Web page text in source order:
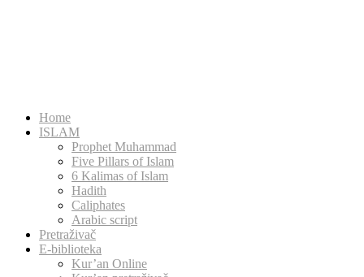
Home
ISLAM
Prophet Muhammad
Five Pillars of Islam
6 Kalimas of Islam
Hadith
Caliphates
Arabic script
Pretraživač
E-biblioteka
Kur’an Online